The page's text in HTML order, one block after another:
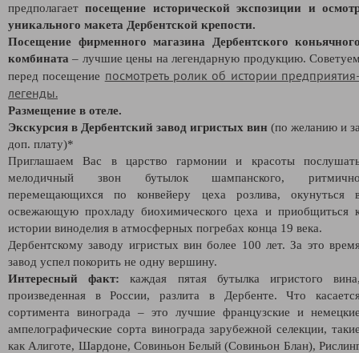
предполагаетпосещение исторической экспозиции и
уникального макета Дербентской крепости.
Посещение фирменного магазина Дербентского
комбината – лучшие цены на легендарную продукцию.
перед посещение посмотреть ролик об истории
легенды.
Размещение в отеле.
Экскурсия в Дербентский завод игристых вин (по желанию и
доп. плату)*
Приглашаем Вас в царство гармонии и красоты
мелодичный звон бутылок шампанского,
перемещающихся по конвейеру цеха розлива, окунуться
освежающую прохладу биохимического цеха и приобщиться
истории виноделия в атмосферных погребах конца 19 века.
Дербентскому заводу игристых вин более 100 лет. За это
завод успел покорить не одну вершину.
Интересный факт: каждая пятая бутылка игристого
произведенная в России, разлита в Дербенте. Что
сортимента винограда – это лучшие французские и
ампелографические сорта винограда зарубежной селекции,
как Алиготе, Шардоне, Совиньон Белый (Совиньон Блан),